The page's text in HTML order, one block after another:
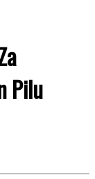
Pilu